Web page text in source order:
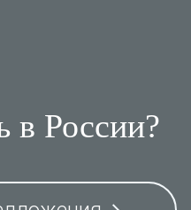
в России?